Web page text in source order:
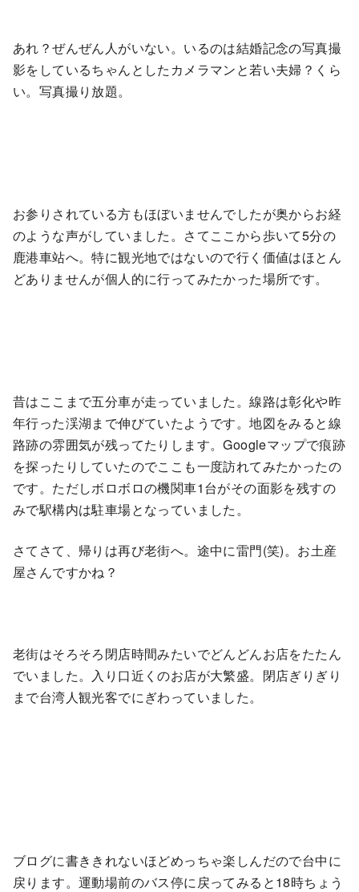
あれ？ぜんぜん人がいない。いるのは結婚記念の写真撮
影をしているちゃんとしたカメラマンと若い夫婦？くら
い。写真撮り放題。
お参りされている方もほぼいませんでしたが奥からお経
のような声がしていました。さてここから歩いて5分の
鹿港車站へ。特に観光地ではないので行く価値はほとん
どありませんが個人的に行ってみたかった場所です。
昔はここまで五分車が走っていました。線路は彰化や昨
年行った渓湖まで伸びていたようです。地図をみると線
路跡の雰囲気が残ってたりします。Googleマップで痕跡
を探ったりしていたのでここも一度訪れてみたかったの
です。ただしボロボロの機関車1台がその面影を残すの
みで駅構内は駐車場となっていました。
さてさて、帰りは再び老街へ。途中に雷門(笑)。お土産
屋さんですかね？
老街はそろそろ閉店時間みたいでどんどんお店をたたん
でいました。入り口近くのお店が大繁盛。閉店ぎりぎり
まで台湾人観光客でにぎわっていました。
ブログに書ききれないほどめっちゃ楽しんだので台中に
戻ります。運動場前のバス停に戻ってみると18時ちょう